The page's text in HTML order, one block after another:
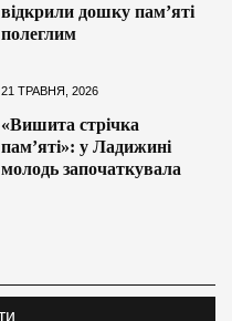
відкрили дошку пам’яті
полеглим
21 ТРАВНЯ, 2026
«Вишита стрічка
пам’яті»: у Ладижині
молодь започаткувала